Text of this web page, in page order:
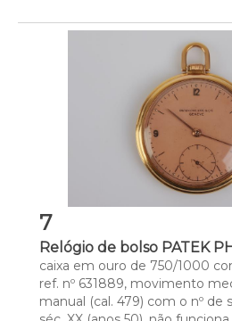
7
Relógio de bolso PATEK
caixa em ouro de 750/1000
ref. nº 631889, movimento
manual (cal. 479) com o nº de